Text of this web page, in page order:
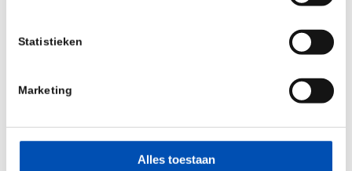
Statistieken
Marketing
Alles toestaan
opzetten van de eerste pensioenregeling
tegenaan lopen. Onder leiding van Jannie
Benedictus gaan Alwin Snel en Rosa d’Adelhart
Tijdens het webinar is er volop ruimte om vragen
Dit webinar is vooral bedoeld voor directeuren,